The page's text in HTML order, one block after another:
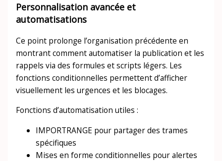
Personnalisation avancée et
automatisations
Ce point prolonge l’organisation précédente en
montrant comment automatiser la publication et les
rappels via des formules et scripts légers. Les
fonctions conditionnelles permettent d’afficher
visuellement les urgences et les blocages.
Fonctions d’automatisation utiles :
IMPORTRANGE pour partager des trames
spécifiques
Mises en forme conditionnelles pour alertes